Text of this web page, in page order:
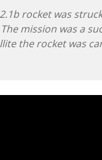
rocket was
mission was a
the rocket was